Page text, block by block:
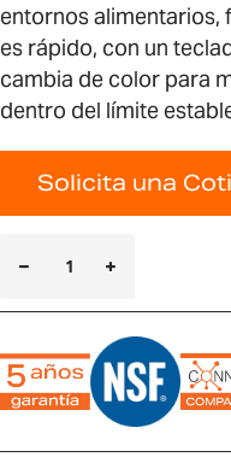
entornos alimentarios,
es rápido, con un
cambia de color para
dentro del límite
Solicita una